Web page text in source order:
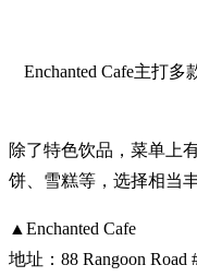
Enchanted Cafe主打
除了特色饮品，菜单上
饼、雪糕等，选择相当丰
▲Enchanted Cafe
地址：88 Rangoon Road